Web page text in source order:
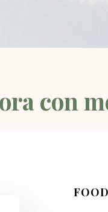
con